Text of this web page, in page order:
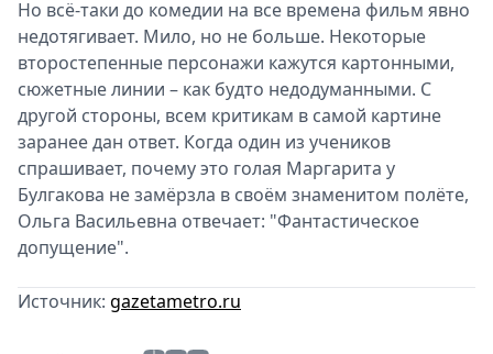
Но всё-таки до комедии на все времена фильм явно
недотягивает. Мило, но не больше. Некоторые
второстепенные персонажи кажутся картонными,
сюжетные линии – как будто недодуманными. С
другой стороны, всем критикам в самой картине
заранее дан ответ. Когда один из учеников
спрашивает, почему это голая Маргарита у
Булгакова не замёрзла в своём знаменитом полёте,
Ольга Васильевна отвечает: "Фантастическое
допущение".
Источник: gazetametro.ru